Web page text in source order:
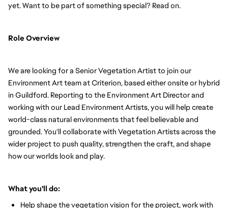
yet. Want to be part of something special? Read on.
Role Overview
We are looking for a Senior Vegetation Artist to join our
Environment Art team at Criterion, based either onsite or hybrid
in Guildford. Reporting to the Environment Art Director and
working with our Lead Environment Artists, you will help create
world-class natural environments that feel believable and
grounded. You'll collaborate with Vegetation Artists across the
wider project to push quality, strengthen the craft, and shape
how our worlds look and play.
What you'll do:
Help shape the vegetation vision for the project, work with